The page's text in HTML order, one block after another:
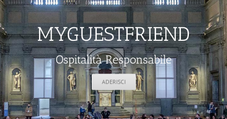
MYGUESTFRIEND
Ospitalità Responsabile
ADERISCI